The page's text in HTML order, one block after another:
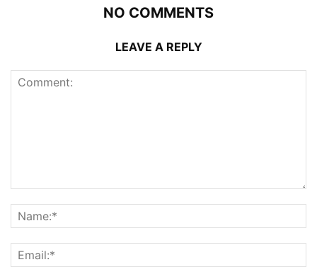
NO COMMENTS
LEAVE A REPLY